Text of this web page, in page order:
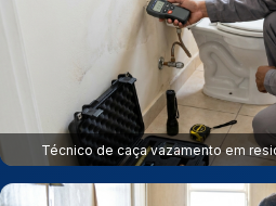
Técnico de caça vazamento em